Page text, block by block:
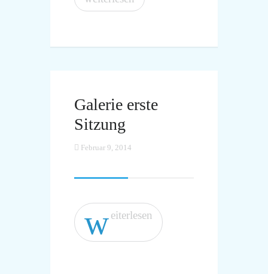
Galerie erste
Sitzung
Februar 9, 2014
weiterlesen